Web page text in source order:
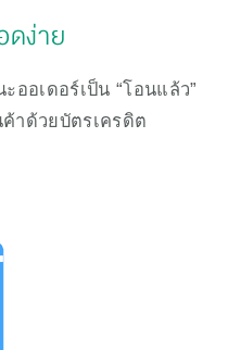
ดง่าย
ออเดอร์เป็น “โอนแล้ว”
าด้วยบัตรเครดิต